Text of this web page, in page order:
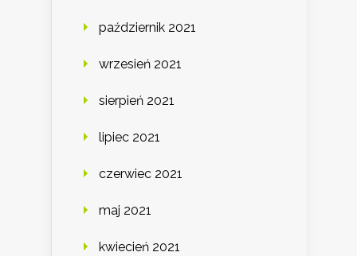
październik 2021
wrzesień 2021
sierpień 2021
lipiec 2021
czerwiec 2021
maj 2021
kwiecień 2021